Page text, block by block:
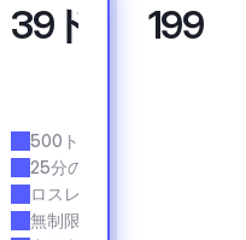
プ
ロ
39ドル
500トラック/月
25分の所要時間
ロスレス品質
無制限のダウンロード
ビ
ジ
199